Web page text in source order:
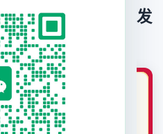
分钟【只发